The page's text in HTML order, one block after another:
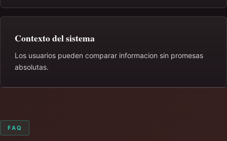
Contexto del sistema
Los usuarios pueden comparar informacion sin promesas
absolutas.
FAQ